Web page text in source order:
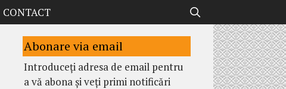
CONTACT
Abonare via email
Introduceți adresa de email pentru
a vă abona și veți primi notificări